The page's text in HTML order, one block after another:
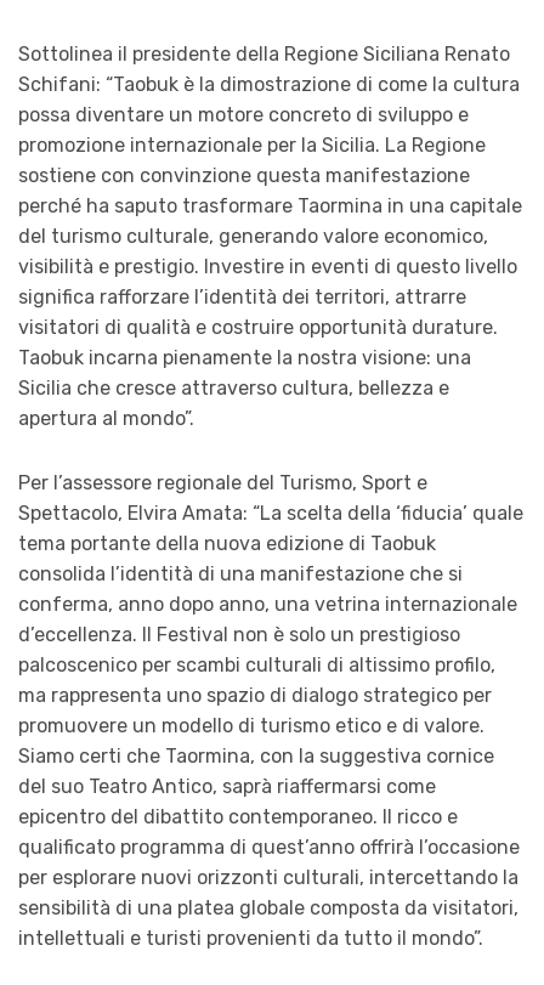
Sottolinea il presidente della Regione Siciliana Renato
Schifani: “Taobuk è la dimostrazione di come la cultura
possa diventare un motore concreto di sviluppo e
promozione internazionale per la Sicilia. La Regione
sostiene con convinzione questa manifestazione
perché ha saputo trasformare Taormina in una capitale
del turismo culturale, generando valore economico,
visibilità e prestigio. Investire in eventi di questo livello
significa rafforzare l’identità dei territori, attrarre
visitatori di qualità e costruire opportunità durature.
Taobuk incarna pienamente la nostra visione: una
Sicilia che cresce attraverso cultura, bellezza e
apertura al mondo”.
Per l’assessore regionale del Turismo, Sport e
Spettacolo, Elvira Amata: “La scelta della ‘fiducia’ quale
tema portante della nuova edizione di Taobuk
consolida l’identità di una manifestazione che si
conferma, anno dopo anno, una vetrina internazionale
d’eccellenza. Il Festival non è solo un prestigioso
palcoscenico per scambi culturali di altissimo profilo,
ma rappresenta uno spazio di dialogo strategico per
promuovere un modello di turismo etico e di valore.
Siamo certi che Taormina, con la suggestiva cornice
del suo Teatro Antico, saprà riaffermarsi come
epicentro del dibattito contemporaneo. Il ricco e
qualificato programma di quest’anno offrirà l’occasione
per esplorare nuovi orizzonti culturali, intercettando la
sensibilità di una platea globale composta da visitatori,
intellettuali e turisti provenienti da tutto il mondo”.